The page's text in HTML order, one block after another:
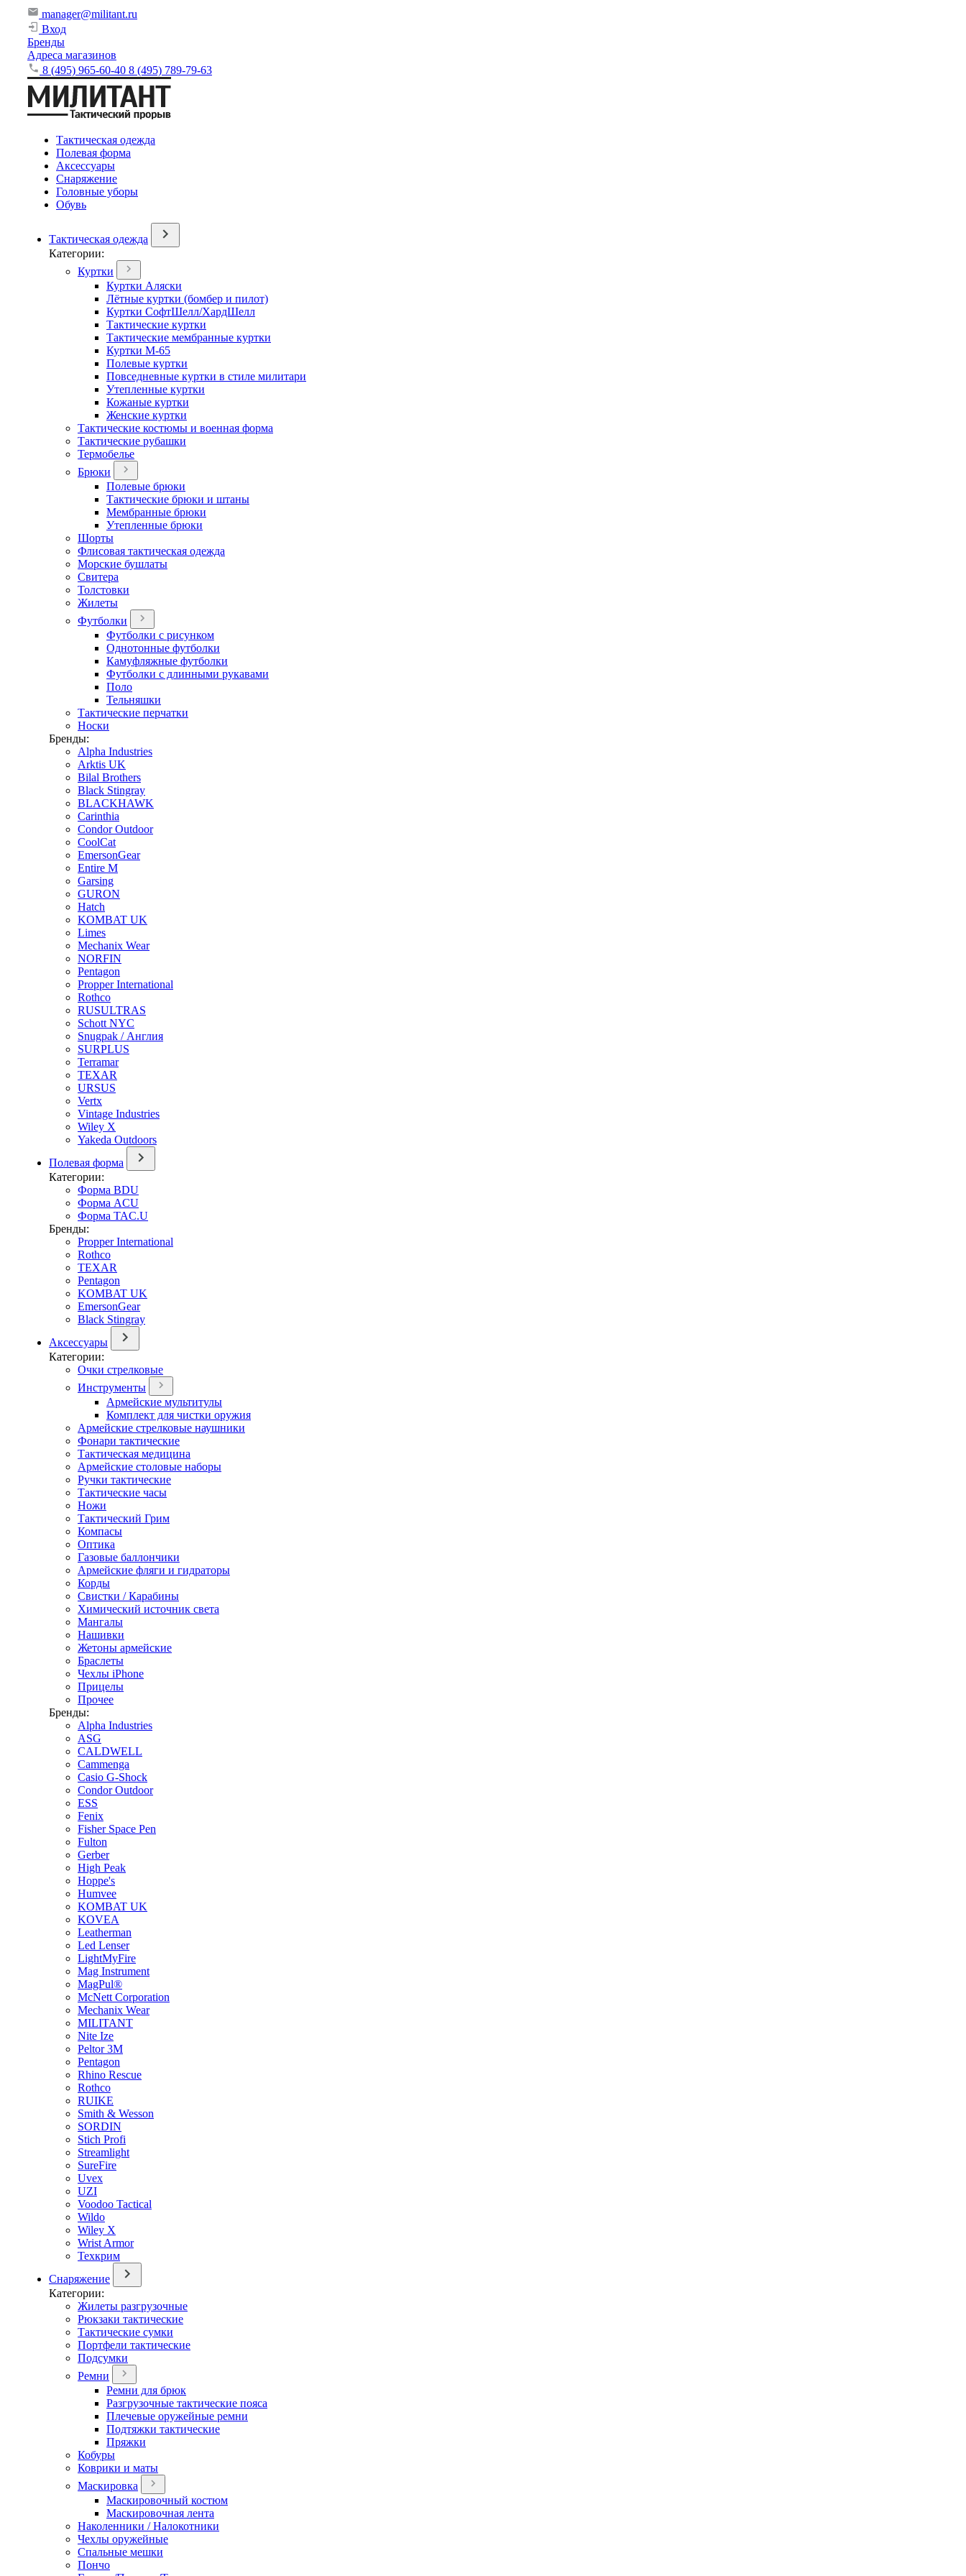
manager@militant.ru
Вход
Бренды
Адреса магазинов
8 (495) 965-60-40 8 (495) 789-79-63
Тактическая одежда
Полевая форма
Аксессуары
Снаряжение
Головные уборы
Обувь
Тактическая одежда
Категории:
Куртки
Куртки Аляски
Лётные куртки (бомбер и пилот)
Куртки СофтШелл/ХардШелл
Тактические куртки
Тактические мембранные куртки
Куртки М-65
Полевые куртки
Повседневные куртки в стиле милитари
Утепленные куртки
Кожаные куртки
Женские куртки
Тактические костюмы и военная форма
Тактические рубашки
Термобелье
Брюки
Полевые брюки
Тактические брюки и штаны
Мембранные брюки
Утепленные брюки
Шорты
Флисовая тактическая одежда
Морские бушлаты
Свитера
Толстовки
Жилеты
Футболки
Футболки с рисунком
Однотонные футболки
Камуфляжные футболки
Футболки с длинными рукавами
Поло
Тельняшки
Тактические перчатки
Носки
Бренды:
Alpha Industries
Arktis UK
Bilal Brothers
Black Stingray
BLACKHAWK
Carinthia
Condor Outdoor
CoolCat
EmersonGear
Entire M
Garsing
GURON
Hatch
KOMBAT UK
Limes
Mechanix Wear
NORFIN
Pentagon
Propper International
Rothco
RUSULTRAS
Schott NYC
Snugpak / Англия
SURPLUS
Terramar
TEXAR
URSUS
Vertx
Vintage Industries
Wiley X
Yakeda Outdoors
Полевая форма
Категории:
Форма BDU
Форма ACU
Форма TAC.U
Бренды:
Propper International
Rothco
TEXAR
Pentagon
KOMBAT UK
EmersonGear
Black Stingray
Аксессуары
Категории:
Очки стрелковые
Инструменты
Армейские мультитулы
Комплект для чистки оружия
Армейские стрелковые наушники
Фонари тактические
Тактическая медицина
Армейские столовые наборы
Ручки тактические
Тактические часы
Ножи
Тактический Грим
Компасы
Оптика
Газовые баллончики
Армейские фляги и гидраторы
Корды
Свистки / Карабины
Химический источник света
Мангалы
Нашивки
Жетоны армейские
Браслеты
Чехлы iPhone
Прицелы
Прочее
Бренды:
Alpha Industries
ASG
CALDWELL
Cammenga
Casio G-Shock
Condor Outdoor
ESS
Fenix
Fisher Space Pen
Fulton
Gerber
High Peak
Hoppe's
Humvee
KOMBAT UK
KOVEA
Leatherman
Led Lenser
LightMyFire
Mag Instrument
MagPul®
McNett Corporation
Mechanix Wear
MILITANT
Nite Ize
Peltor 3M
Pentagon
Rhino Rescue
Rothco
RUIKE
Smith & Wesson
SORDIN
Stich Profi
Streamlight
SureFire
Uvex
UZI
Voodoo Tactical
Wildo
Wiley X
Wrist Armor
Техкрим
Снаряжение
Категории:
Жилеты разгрузочные
Рюкзаки тактические
Тактические сумки
Портфели тактические
Подсумки
Ремни
Ремни для брюк
Разгрузочные тактические пояса
Плечевые оружейные ремни
Подтяжки тактические
Пряжки
Кобуры
Коврики и маты
Маскировка
Маскировочный костюм
Маскировочная лента
Наколенники / Налокотники
Чехлы оружейные
Спальные мешки
Пончо